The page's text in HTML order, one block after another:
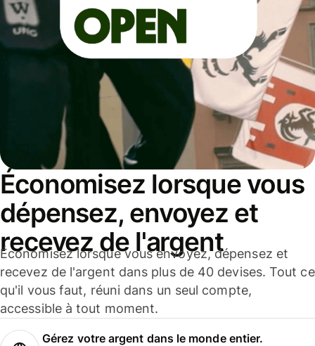
Économisez lorsque vous
dépensez, envoyez et
recevez de l'argent
Économisez lorsque vous envoyez, dépensez et
recevez de l'argent dans plus de 40 devises. Tout ce
qu'il vous faut, réuni dans un seul compte,
accessible à tout moment.
Gérez votre argent dans le monde entier.